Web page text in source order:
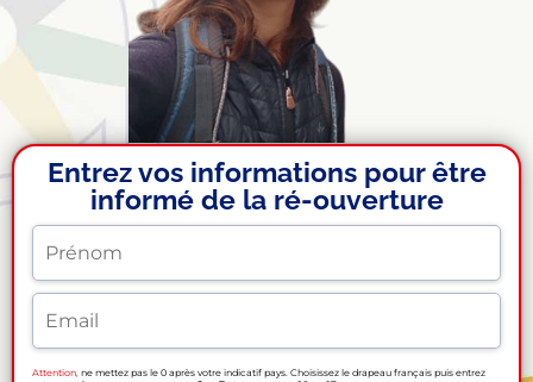
Entrez vos informations pour être
informé de la ré-ouverture
Attention ne mettez pas le 0 après votre indicatif pays. Choisissez le drapeau français puis entrez